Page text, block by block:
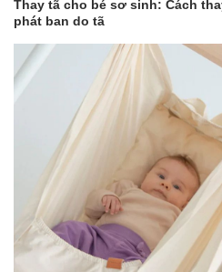
- Tư thế đeo phía trước quay
cứng cáp hơn, bố mẹ hãy sử dụng
mái hơn ra thế giới xung quanh.
- Tư thế đeo sau lưng:
Sử dụng
những chuyến đi dạo dài hơn.
có thể nhìn ngắm bên ngoài với tư
Tư thế địu ngồi:
Để hỗ trợ
khi bế, bố mẹ có thể tháo phần đỡ
dụng nó như một đai đỡ đeo ở
Khi sử dụng địu trẻ em AIR
Thay tã cho bé sơ sinh: Cách
phát ban do tã